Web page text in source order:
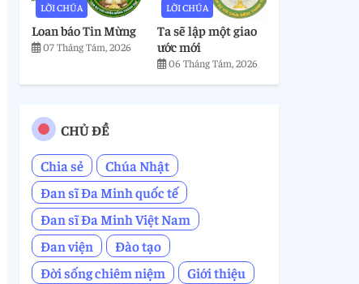
LỜI CHÚA
Loan báo Tin Mừng
07 Tháng Tám, 2026
LỜI CHÚA
Ta sẽ lập một giao
ước mới
06 Tháng Tám, 2026
CHỦ ĐỀ
Chia sẻ
Chúa Nhật
Đan sĩ Đa Minh quốc tế
Đan sĩ Đa Minh Việt Nam
Đan viện
Đào tạo
Đời sống chiêm niệm
Giới thiệu